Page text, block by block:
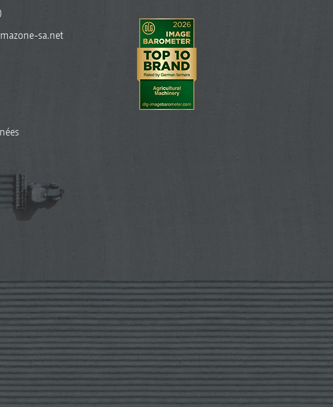
sa.net